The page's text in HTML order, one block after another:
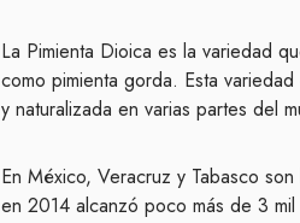
La Pimienta Dioica es la variedad
como pimienta gorda. Esta
y naturalizada en varias partes del
En México, Veracruz y Tabasco
en 2014 alcanzó poco más de 3 mil